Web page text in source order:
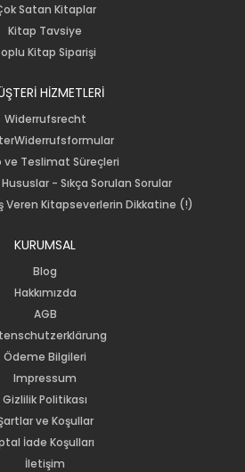
Satan Kitaplar
Kitap Tavsiye
Kitap Siparişi
HİZMETLERİ
Widerrufsrecht
ve Teslimat Süreçleri
- Sıkça Sorulan Sorular
Veren Kitapseverlerin Dikkatine (!)
KURUMSAL
Blog
Hakkımızda
AGB
Ödeme Bilgileri
Impressum
Gizlilik Politikası
ve Koşullar
İade Koşulları
İletişim